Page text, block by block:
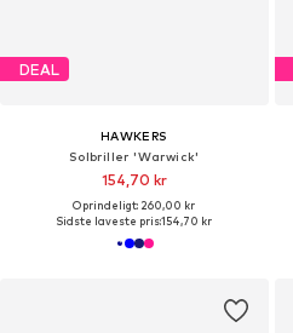
DEAL
HAWKERS
Solbriller 'Warwick'
154,70 kr
Oprindeligt: 260,00 kr
Sidste laveste pris:154,70 kr